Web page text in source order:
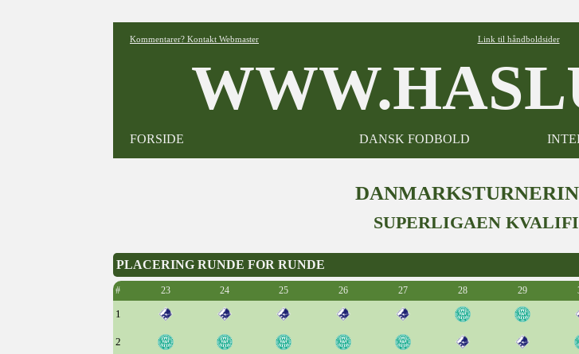
Kommentarer? Kontakt Webmaster Link til håndboldsider
FORSIDE DANSK FODBOLD
SUPERLIGAEN
PLACERING RUNDE FOR RUNDE
# 23 24 25 26 27 28 29
1
2